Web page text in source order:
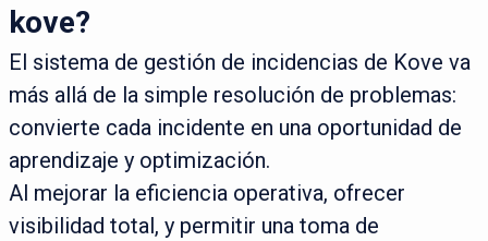
kove?
El sistema de gestión de incidencias de Kove va
más allá de la simple resolución de problemas:
convierte cada incidente en una oportunidad de
aprendizaje y optimización.
Al mejorar la eficiencia operativa, ofrecer
visibilidad total, y permitir una toma de